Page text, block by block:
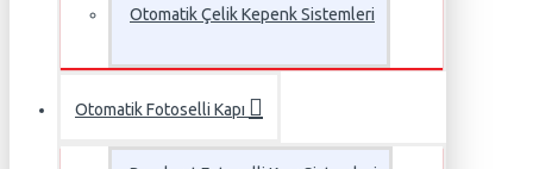
Otomatik Çelik Kepenk Sistemleri
Otomatik Fotoselli Kapı